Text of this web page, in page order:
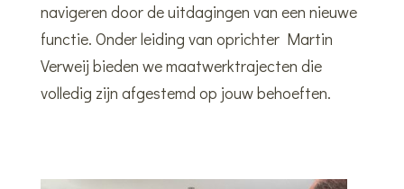
navigeren door de uitdagingen van een nieuwe
functie. Onder leiding van oprichter Martin
Verweij bieden we maatwerktrajecten die
volledig zijn afgestemd op jouw behoeften.